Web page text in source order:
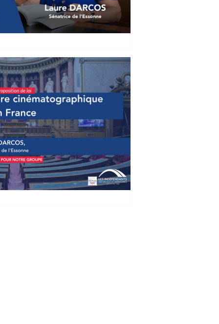
l'invitée de
chez vous"
Darcos, Sénatrice de l'Essonne,
"Bonjour chez vous" diffusée sur